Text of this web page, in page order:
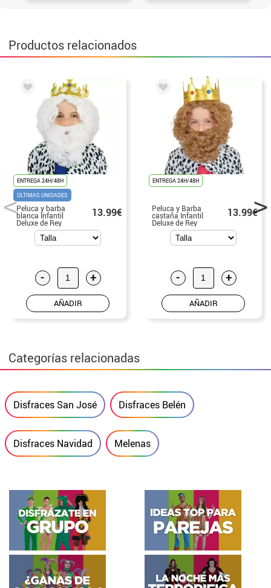
Productos relacionados
ENTREGA 24H/48H
ÚLTIMAS UNIDADES
Peluca y barba
blanca Infantil
Deluxe de Rey
Mago Melchor
13.99€
- +
AÑADIR
ENTREGA 24H/48H
Peluca y Barba
castaña Infantil
Deluxe de Rey
Mago Gaspar
13.99€
- +
AÑADIR
Categorías relacionadas
Disfraces San José Disfraces Belén
Disfraces Navidad Melenas